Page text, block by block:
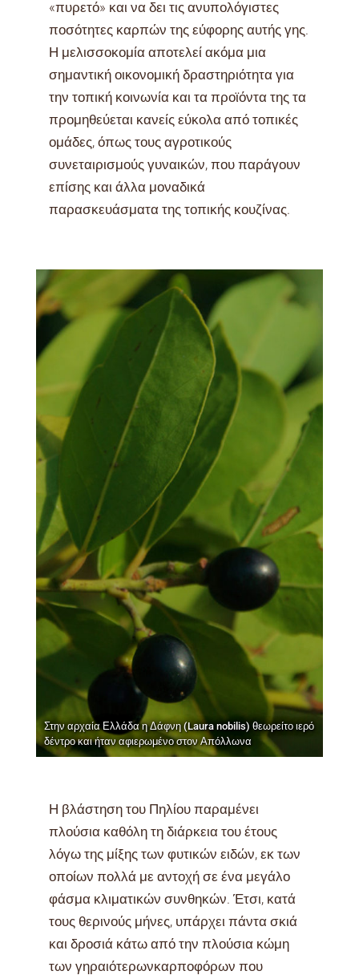
«πυρετό» και να δει τις ανυπολόγιστες
ποσότητες καρπών της εύφορης αυτής γης.
Η μελισσοκομία αποτελεί ακόμα μια
σημαντική οικονομική δραστηριότητα για
την τοπική κοινωνία και τα προϊόντα της τα
προμηθεύεται κανείς εύκολα από τοπικές
ομάδες, όπως τους αγροτικούς
συνεταιρισμούς γυναικών, που παράγουν
επίσης και άλλα μοναδικά
παρασκευάσματα της τοπικής κουζίνας.
Στην αρχαία Ελλάδα η Δάφνη (Laura nobilis) θεωρείτο ιερό
δέντρο και ήταν αφιερωμένο στον Απόλλωνα
Η βλάστηση του Πηλίου παραμένει
πλούσια καθόλη τη διάρκεια του έτους
λόγω της μίξης των φυτικών ειδών, εκ των
οποίων πολλά με αντοχή σε ένα μεγάλο
φάσμα κλιματικών συνθηκών. Έτσι, κατά
τους θερινούς μήνες, υπάρχει πάντα σκιά
και δροσιά κάτω από την πλούσια κώμη
των γηραιότερωνκαρποφόρων που